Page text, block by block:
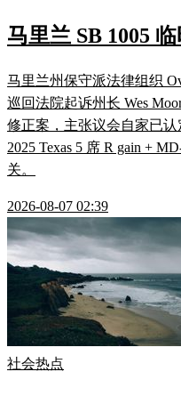
马里兰 SB 1005
马里兰州保守派法律组织
巡回法院起诉州长 Wes
修正案，主张议会自家已
2025 Texas 5 席 R gain +
关。
2026-08-07 02:39
社会热点